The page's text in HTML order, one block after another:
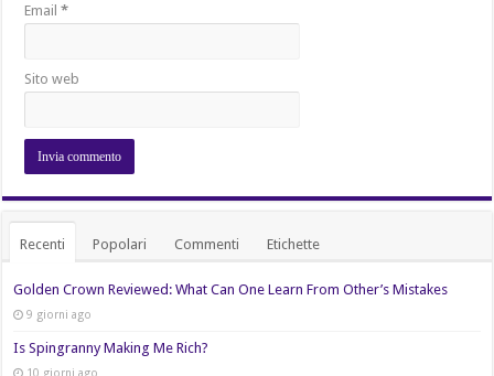
Email*
Sito web
Recenti Popolari Commenti Etichette
Golden Crown Reviewed: What Can One Learn From Other’s Mistakes
9 giorni ago
Is Spingranny Making Me Rich?
10 giorni ago